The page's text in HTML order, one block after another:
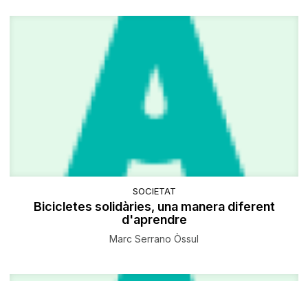
SOCIETAT
Bicicletes solidàries, una manera diferent
d'aprendre
Marc Serrano Òssul